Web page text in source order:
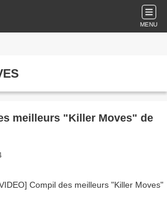
MENU
meilleurs "Killer Moves" de